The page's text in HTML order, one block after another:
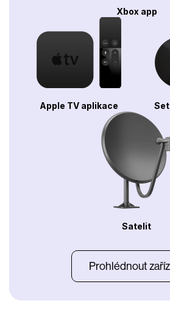
Xbox app
Apple TV aplikace
Satelit
Prohlédnout